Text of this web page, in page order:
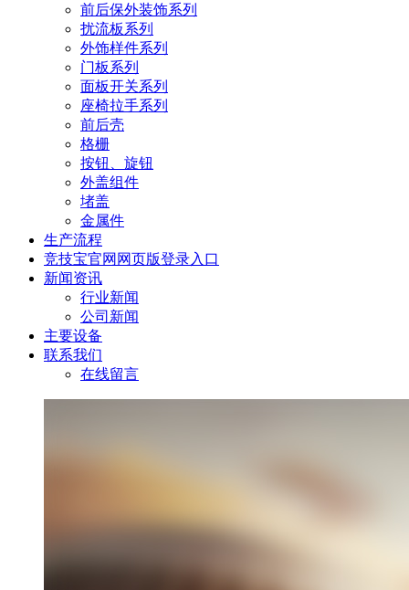
前后保外装饰系列
扰流板系列
外饰样件系列
门板系列
面板开关系列
座椅拉手系列
前后壳
格栅
按钮、旋钮
外盖组件
堵盖
金属件
生产流程
竞技宝官网网页版登录入口
新闻资讯
行业新闻
公司新闻
主要设备
联系我们
在线留言